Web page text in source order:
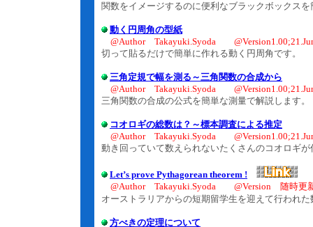
関数をイメージするのに便利なブラックボックス
動く円周角の型紙
@Author Takayuki.Syoda
切って貼るだけで簡単に作れる動く円周角です。
三角定規で幅を測る～三角関数の合成から
@Author Takayuki.Syoda
三角関数の合成の公式を簡単な測量で解説します。
コオロギの総数は？～標本調査による推定
@Author Takayuki.Syoda
動き回っていて数えられないたくさんのコオロギ
Let’s prove Pythagorean theorem !
@Author Takayuki.Syoda @Version 随時更
オーストラリアからの短期留学生を迎えて行われ
方べきの定理について